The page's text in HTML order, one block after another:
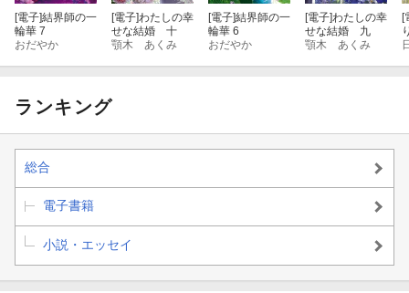
[電子]結界師の一
輪華 7
おだやか
[電子]わたしの幸
せな結婚 十
顎木 あくみ
[電子]結界師の一
輪華 6
おだやか
[電子]わたしの幸
せな結婚 九
顎木 あくみ
[
ランキング
総合
電子書籍
小説・エッセイ